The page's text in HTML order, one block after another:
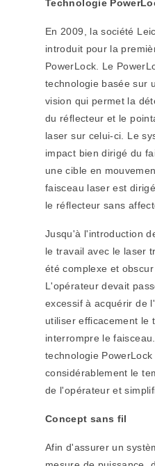
Technologie
En 2009, la société
introduit pour la
PowerLock. Le
technologie basée sur
vision qui permet la
du réflecteur et le
laser sur celui-ci. Le
impact bien dirigé du
une cible en
faisceau laser est
le réflecteur sans
Jusqu'à l'introduction
le travail avec le laser
été complexe et
L'opérateur devait
excessif à acquérir de
utiliser efficacement le
interrompre le
technologie
considérablement le
de l'opérateur et
Concept sans fil
Afin d'assurer un